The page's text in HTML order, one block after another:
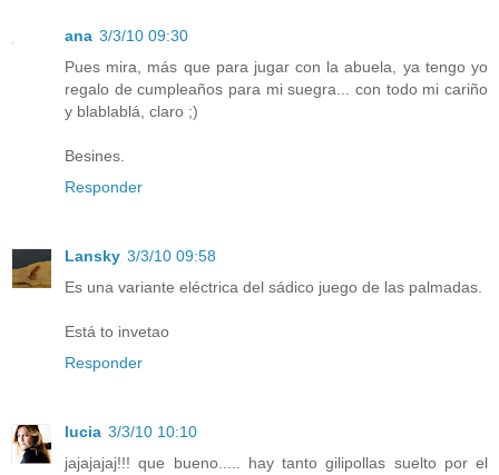
ana 3/3/10 09:30
Pues mira, más que para jugar con la abuela, ya tengo yo
regalo de cumpleaños para mi suegra... con todo mi cariño
y blablablá, claro ;)
Besines.
Responder
Lansky 3/3/10 09:58
Es una variante eléctrica del sádico juego de las palmadas.
Está to invetao
Responder
lucia 3/3/10 10:10
jajajajaj!!! que bueno..... hay tanto gilipollas suelto por el